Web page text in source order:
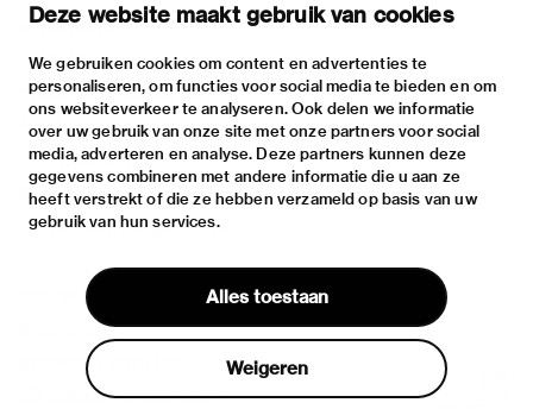
Deze website maakt gebruik van cookies
We gebruiken cookies om content en advertenties te
personaliseren, om functies voor social media te bieden en om
ons websiteverkeer te analyseren. Ook delen we informatie
over uw gebruik van onze site met onze partners voor social
media, adverteren en analyse. Deze partners kunnen deze
gegevens combineren met andere informatie die u aan ze
heeft verstrekt of die ze hebben verzameld op basis van uw
gebruik van hun services.
Alles toestaan
Weigeren
exhibitions
activities
practical information
about
the museum
the collection
foundations & partners
contact
house rules
privacy & cookies
disclaimer & colophon